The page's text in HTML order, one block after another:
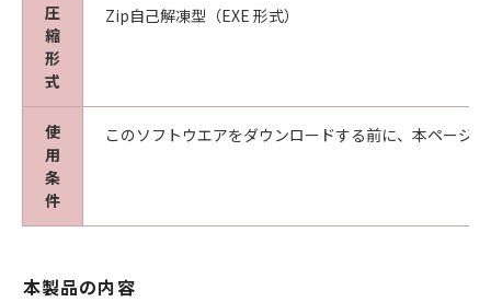
圧
縮
形
式
Zip自己解凍型（EXE 形式）
使
用
条
件
このソフトウエアをダウンロードする前に、本ページ
本製品の内容